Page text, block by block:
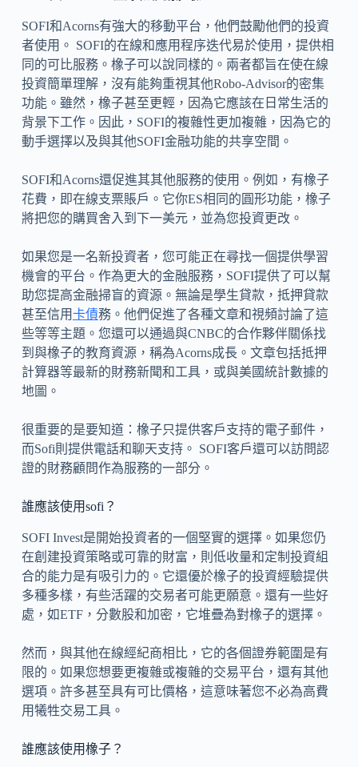
SOFI和Acorns有強大的移動平台，他們鼓勵他們的投資
者使用。 SOFI的在線和應用程序迭代易於使用，提供相
同的可比服務。橡子可以說同樣的。兩者都旨在使在線
投資簡單理解，沒有能夠重視其他Robo-Advisor的密集
功能。雖然，橡子甚至更輕，因為它應該在日常生活的
背景下工作。因此，SOFI的複雜性更加複雜，因為它的
動手選擇以及與其他SOFI金融功能的共享空間。
SOFI和Acorns還促進其其他服務的使用。例如，有橡子
花費，即在線支票賬戶。它你ES相同的圓形功能，橡子
將把您的購買舍入到下一美元，並為您投資更改。
如果您是一名新投資者，您可能正在尋找一個提供學習
機會的平台。作為更大的金融服務，SOFI提供了可以幫
助您提高金融掃盲的資源。無論是學生貸款，抵押貸款
甚至信用卡債務。他們促進了各種文章和視頻討論了這
些等等主題。您還可以通過與CNBC的合作夥伴關係找
到與橡子的教育資源，稱為Acorns成長。文章包括抵押
計算器等最新的財務新聞和工具，或與美國統計數據的
地圖。
很重要的是要知道：橡子只提供客戶支持的電子郵件，
而Sofi則提供電話和聊天支持。 SOFI客戶還可以訪問認
證的財務顧問作為服務的一部分。
誰應該使用sofi？
SOFI Invest是開始投資者的一個堅實的選擇。如果您仍
在創建投資策略或可靠的財富，則低收量和定制投資組
合的能力是有吸引力的。它還優於橡子的投資經驗提供
多種多樣，有些活躍的交易者可能更願意。還有一些好
處，如ETF，分數股和加密，它堆疊為對橡子的選擇。
然而，與其他在線經紀商相比，它的各個證券範圍是有
限的。如果您想要更複雜或複雜的交易平台，還有其他
選項。許多甚至具有可比價格，這意味著您不必為高費
用犧牲交易工具。
誰應該使用橡子？